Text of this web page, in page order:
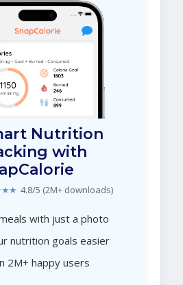
Nutrition
with
4.8/5 (2M+ downloads)
with just a photo
nutrition goals easier
2M+ happy users